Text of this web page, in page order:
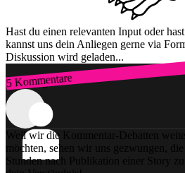
Hast du einen relevanten Input oder
kannst uns dein Anliegen gerne via
Diskussion wird geladen...
5 Kommentare
Zum Login
Weil wir die Kommentar-Debatten
möchten, sehen wir uns gezwungen,
Stunden nach Publikation einer Story